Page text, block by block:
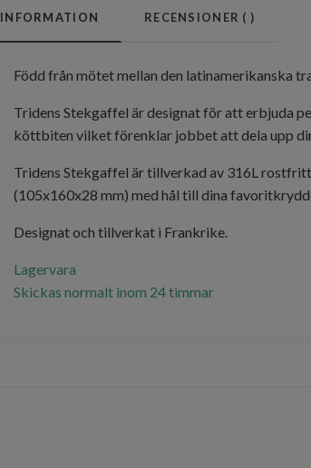
INFORMATION RECENSIONER ( )
Född från mötet mellan den latinamerikanska
Tridens Stekgaffel är designat för att erbjuda
köttbiten vilket förenklar jobbet att dela upp
Tridens Stekgaffel är tillverkad av 316L
(105x160x28 mm) med hål till dina
Designat och tillverkat i Frankrike.
Lagervara
Skickas normalt inom 24 timmar